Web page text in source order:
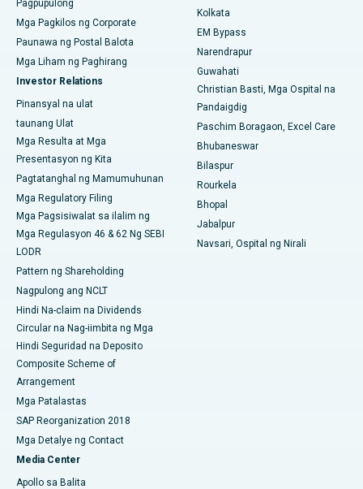
Pinakamahusay na Ospital sa Managari, Karaikudi
Pinakamahusay na Ospital sa Arepally, Warangal
Pinakamahusay na Ospital sa Arera Colony, Bhopal
Pinakamahusay na Ospital sa Jayanagar, Bangalore
Pinakamahusay na Ospital sa KK Nagar, Madurai
Pinakamahusay na Ospital sa Ramji Nagar, Nellore
Pinakamahusay na Ospital sa Sektor-19, Rourkela
Pinakamahusay na Ospital sa Swargate, Pune
Pinakamahusay na Ospital ng Kanser ng Kababaihan sa Timog
Delhi
Pagpupulong
Mga Pagkilos ng Corporate
Paunawa ng Postal Balota
Mga Liham ng Paghirang
Investor Relations
Pinansyal na ulat
taunang Ulat
Mga Resulta at Mga
Presentasyon ng Kita
Pagtatanghal ng Mamumuhunan
Mga Regulatory Filing
Mga Pagsisiwalat sa ilalim ng
Mga Regulasyon 46 & 62 Ng SEBI
LODR
Pattern ng Shareholding
Nagpulong ang NCLT
Hindi Na-claim na Dividends
Circular na Nag-iimbita ng Mga
Hindi Seguridad na Deposito
Composite Scheme of
Arrangement
Mga Patalastas
SAP Reorganization 2018
Mga Detalye ng Contact
Media Center
Apollo sa Balita
Kolkata
EM Bypass
Narendrapur
Guwahati
Christian Basti, Mga Ospital na
Pandaigdig
Paschim Boragaon, Excel Care
Bhubaneswar
Bilaspur
Rourkela
Bhopal
Jabalpur
Navsari, Ospital ng Nirali